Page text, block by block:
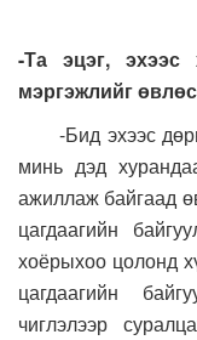
-Та эцэг,
мэргэжлийг
-Бид эхээс
минь дэд
ажиллаж байгаад
цагдаагийн
хоёрыхоо цолонд
цагдаагийн
чиглэлээр